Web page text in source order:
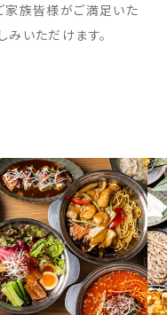
家族皆様がご満足いた
いただけます。